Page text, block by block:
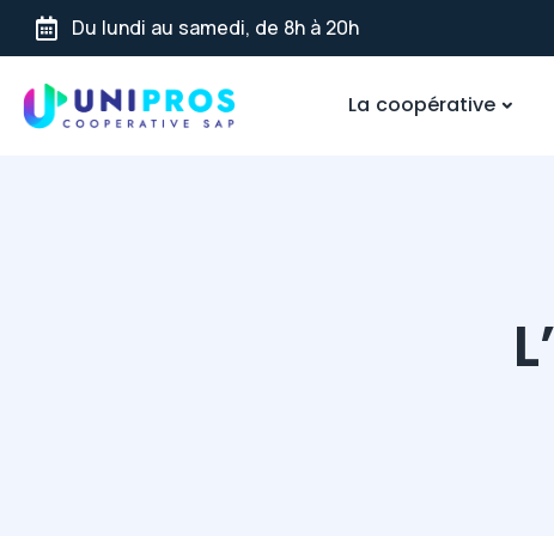
Du lundi au samedi, de 8h à 20h
La coopérative